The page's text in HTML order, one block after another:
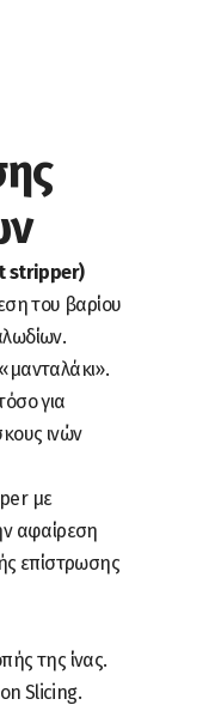
stripper)
του βαρίου
για
ινών
με
αφαίρεση
επίστρωσης
της ίνας.
Slicing.